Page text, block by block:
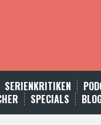
SERIENKRITIKEN
SPECIALS